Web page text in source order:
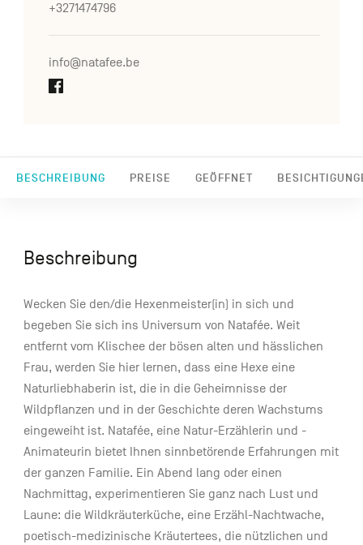
BESCHREIBUNG PREISE GEÖFFNET
+3271474796
info@natafee.be
Beschreibung
Wecken Sie den/die Hexenmeister(in) in sich und
begeben Sie sich ins Universum von Natafée. Weit
entfernt vom Klischee der bösen alten und hässlichen
Frau, werden Sie hier lernen, dass eine Hexe eine
Naturliebhaberin ist, die in die Geheimnisse der
Wildpflanzen und in der Geschichte deren Wachstums
eingeweiht ist. Natafée, eine Natur-Erzählerin und -
Animateurin bietet Ihnen sinnbetörende Erfahrungen mit
der ganzen Familie. Ein Abend lang oder einen
Nachmittag, experimentieren Sie ganz nach Lust und
Laune: die Wildkräuterküche, eine Erzähl-Nachtwache,
poetisch-medizinische Kräutertees, die nützlichen und